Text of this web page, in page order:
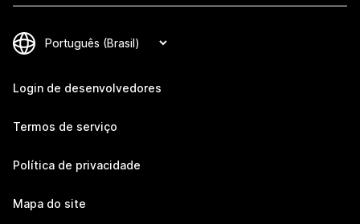
Login de desenvolvedores
Termos de serviço
Política de privacidade
Mapa do site